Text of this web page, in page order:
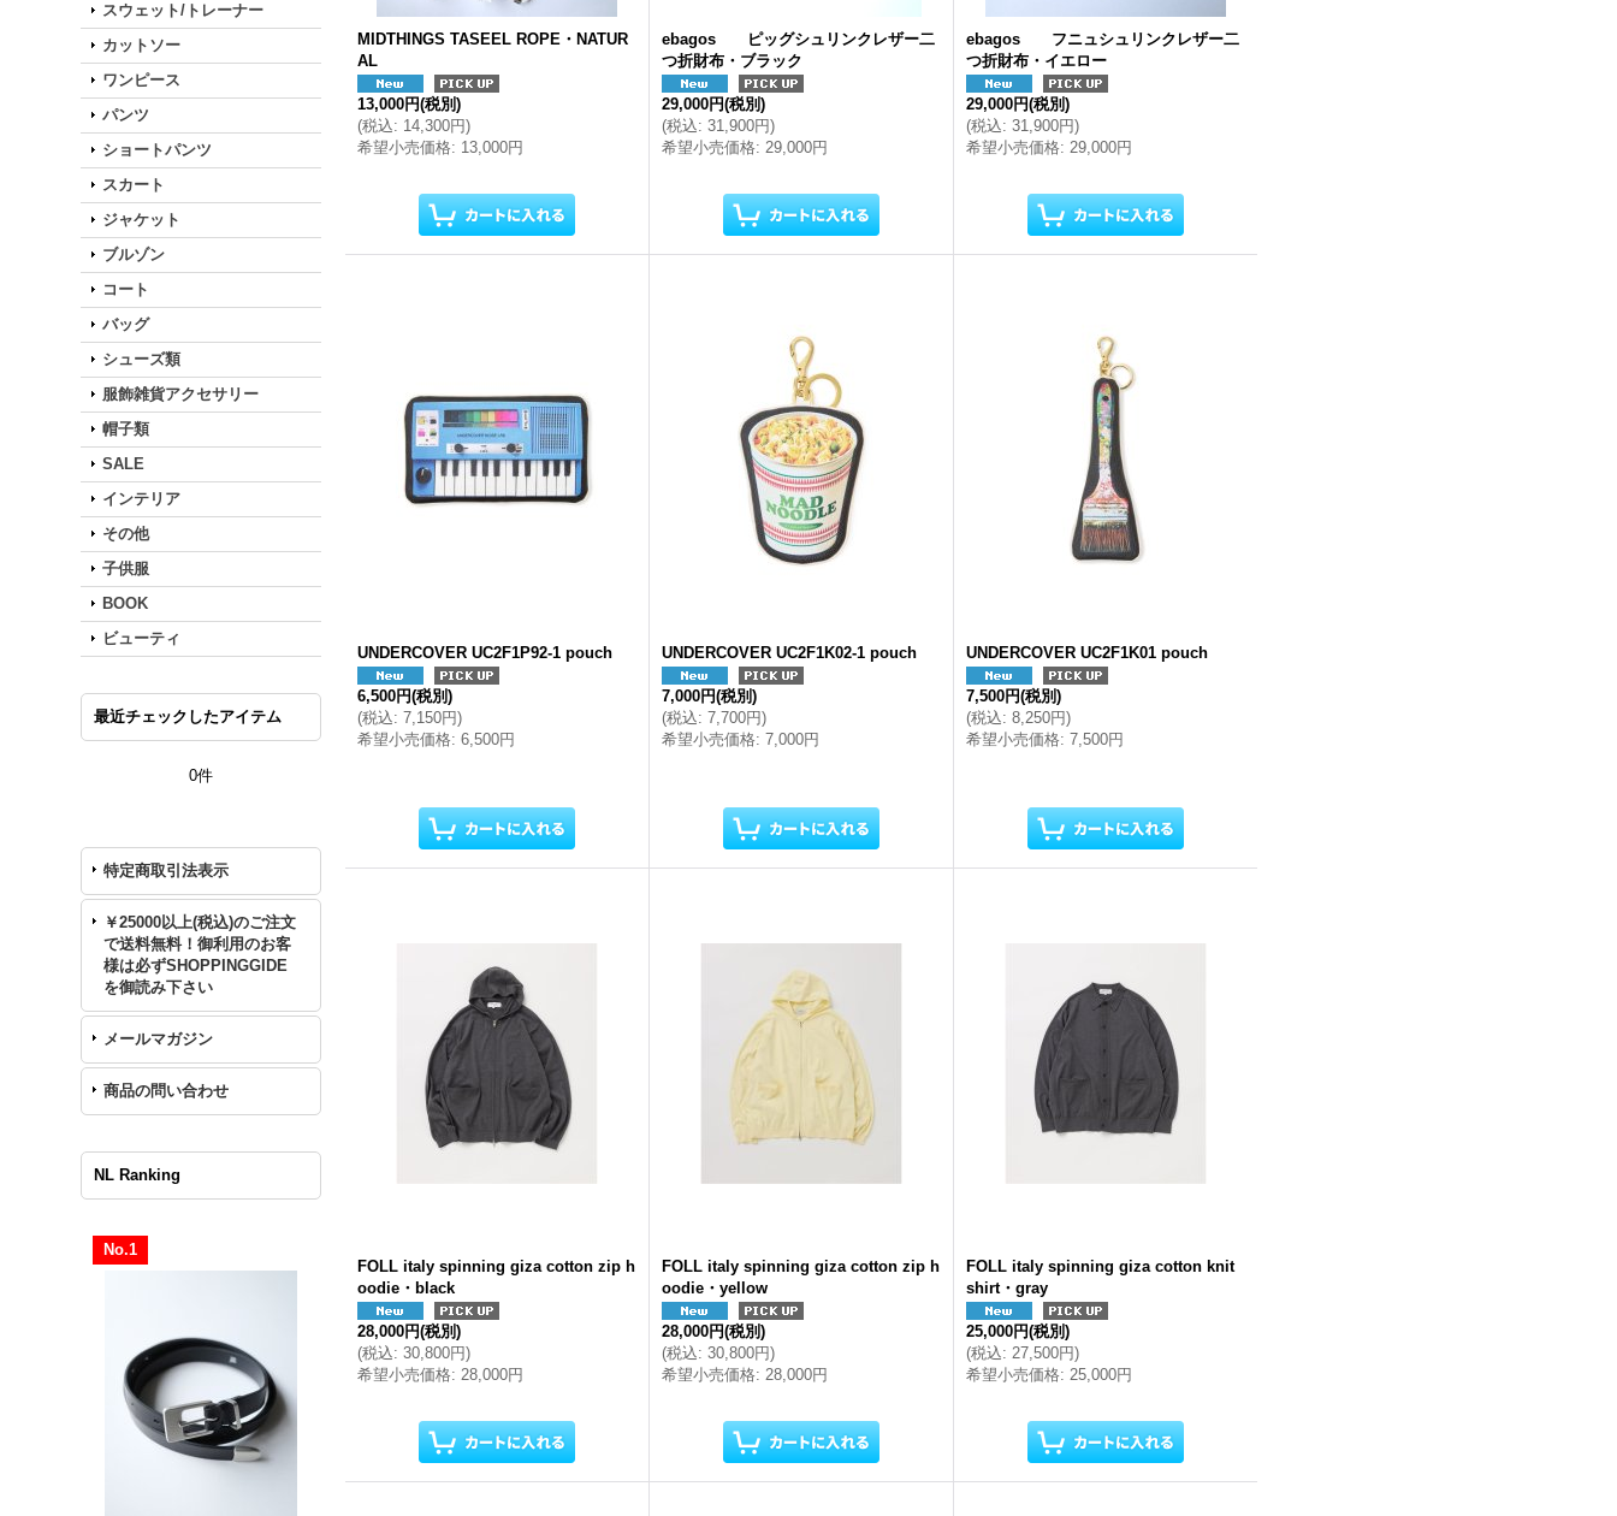
スウェット/トレーナー
カットソー
ワンピース
パンツ
ショートパンツ
スカート
ジャケット
ブルゾン
コート
バッグ
シューズ類
服飾雑貨アクセサリー
帽子類
SALE
インテリア
その他
子供服
BOOK
ビューティ
最近チェックしたアイテム
0件
特定商取引法表示
￥25000以上(税込)のご注文
で送料無料！御利用のお客
様は必ずSHOPPINGGIDE
を御読み下さい
メールマガジン
商品の問い合わせ
NL Ranking
No.1
MIDTHINGS TASEEL ROPE・NATUR
AL
13,000円(税別)
(税込: 14,300円)
希望小売価格: 13,000円
ebagos ピッグシュリンクレザー二
つ折財布・ブラック
29,000円(税別)
(税込: 31,900円)
希望小売価格: 29,000円
ebagos フニュシュリンクレザー二
つ折財布・イエロー
29,000円(税別)
(税込: 31,900円)
希望小売価格: 29,000円
UNDERCOVER UC2F1P92-1 pouch
6,500円(税別)
(税込: 7,150円)
希望小売価格: 6,500円
UNDERCOVER UC2F1K02-1 pouch
7,000円(税別)
(税込: 7,700円)
希望小売価格: 7,000円
UNDERCOVER UC2F1K01 pouch
7,500円(税別)
(税込: 8,250円)
希望小売価格: 7,500円
FOLL italy spinning giza cotton zip h
oodie・black
28,000円(税別)
(税込: 30,800円)
希望小売価格: 28,000円
FOLL italy spinning giza cotton zip h
oodie・yellow
28,000円(税別)
(税込: 30,800円)
希望小売価格: 28,000円
FOLL italy spinning giza cotton knit
shirt・gray
25,000円(税別)
(税込: 27,500円)
希望小売価格: 25,000円